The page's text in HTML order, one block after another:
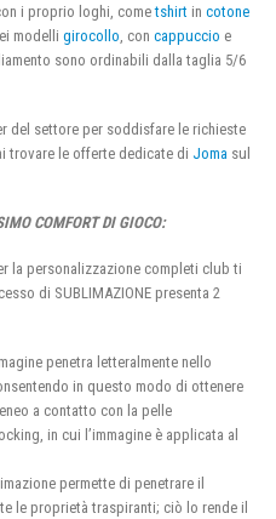
i proprio loghi, cometshirt in cotone
modelli girocollo , con cappuccio e
sono ordinabili dalla taglia 5/6
del settore per soddisfare le richieste
trovare le offerte dedicate di Joma sul
COMFORT DI GIOCO:
la personalizzazione completi club ti
di SUBLIMAZIONE presenta 2
penetra letteralmente nello
in questo modo di ottenere
a contatto con la pelle
in cui l’immagine è applicata al
permette di penetrare il
le proprietà traspiranti; ciò lo rende il